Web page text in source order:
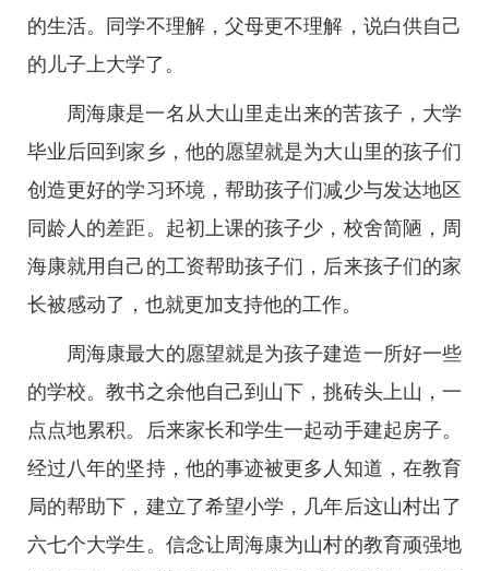
的生活。同学不理解，父母更不理解，说白供自己
的儿子上大学了。
周海康是一名从大山里走出来的苦孩子，大学
毕业后回到家乡，他的愿望就是为大山里的孩子们
创造更好的学习环境，帮助孩子们减少与发达地区
同龄人的差距。起初上课的孩子少，校舍简陋，周
海康就用自己的工资帮助孩子们，后来孩子们的家
长被感动了，也就更加支持他的工作。
周海康最大的愿望就是为孩子建造一所好一些
的学校。教书之余他自己到山下，挑砖头上山，一
点点地累积。后来家长和学生一起动手建起房子。
经过八年的坚持，他的事迹被更多人知道，在教育
局的帮助下，建立了希望小学，几年后这山村出了
六七个大学生。信念让周海康为山村的教育顽强地